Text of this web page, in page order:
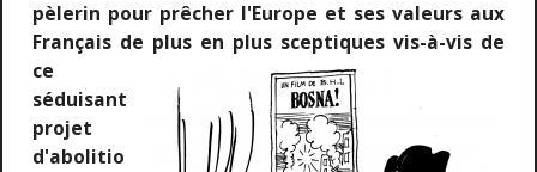
pèlerin pour prêcher l'Europe et ses valeurs aux
Français de plus en plus sceptiques vis-à-vis de
ce
séduisant
projet
d'abolitio